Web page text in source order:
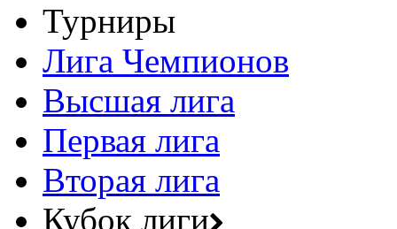
Турниры
Лига Чемпионов
Высшая лига
Первая лига
Вторая лига
Кубок лиги